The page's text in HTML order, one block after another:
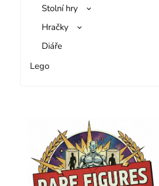
Stolní hry
Hračky
Diáře
Lego